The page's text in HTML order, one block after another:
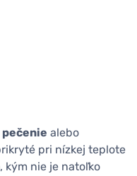
pečenie alebo
pri nízkej teplote
, kým nie je natoľko